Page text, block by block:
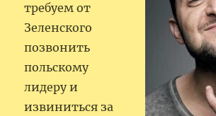
требуем от
Зеленского
позвонить
польскому
лидеру и
извиниться за